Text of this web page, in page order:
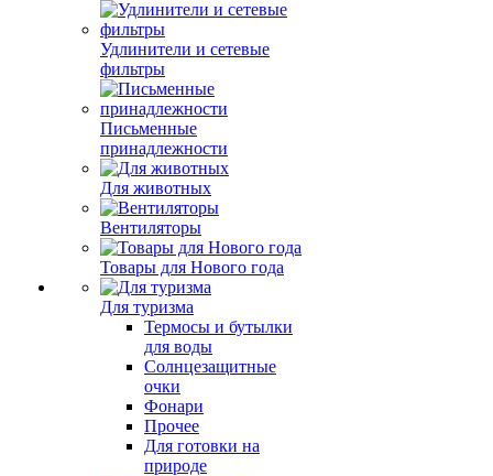
Удлинители и сетевые
фильтры
Письменные
принадлежности
Для животных
Вентиляторы
Товары для Нового года
Для туризма
Термосы и бутылки
для воды
Солнцезащитные
очки
Фонари
Прочее
Для готовки на
природе